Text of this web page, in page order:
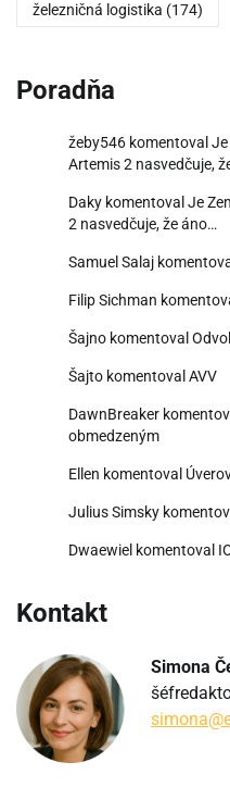
železničná logistika (174)
Poradňa
žeby546 komentoval
Artemis 2 nasvedčuje,
Daky komentoval Je
2 nasvedčuje, že áno…
Samuel Salaj
Filip Sichman
Šajno komentoval
Šajto komentoval AVV
DawnBreaker
obmedzeným
Ellen komentoval
Julius Simsky
Dwaewiel komentoval
Kontakt
Simona